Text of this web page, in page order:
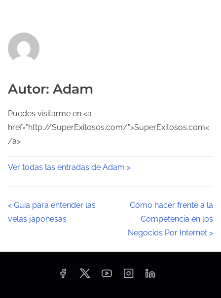
Autor: Adam
Puedes visitarme en <a
href="http://SuperExitosos.com/">SuperExitosos.com<
/a>
Ver todas las entradas de Adam >
N
a
< Guia para entender las
velas japonesas
Cómo hacer frente a la
Competencia en los
Negocios Por Internet >